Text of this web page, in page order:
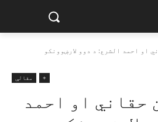
او احمد الشرع: د دوو لارښوونکو
+ مقالې
حقاني او احمد